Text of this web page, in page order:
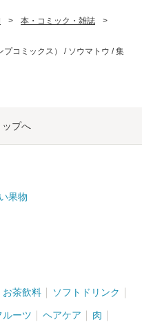
> 本・コミック・雑誌
>
プコミックス） / ソウマトウ / 集
プへ
果物
お茶飲料 ソフトドリンク
ルーツ ヘアケア 肉